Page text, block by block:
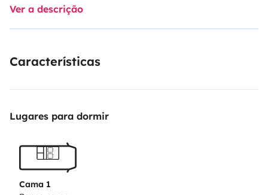
quem já não dispensa a sua vanlife. Tem todas as
comodidades para uma grande viagem, cozinha,
de fácil condução.O painel solar dão uma grande
para uso no exterior, para poder usufruir da Natureza.
de surf, ideal para aproveitar a costa portuguesa.
nossas medidas: Veículo: 4,50x2,50x2,40m (CxLxA)
Ver a descrição
Características
Lugares para dormir
Cama 1